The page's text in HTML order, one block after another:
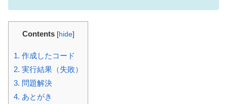
Contents [hide]
1. 作成したコード
2. 実行結果（失敗）
3. 問題解決
4. あとがき